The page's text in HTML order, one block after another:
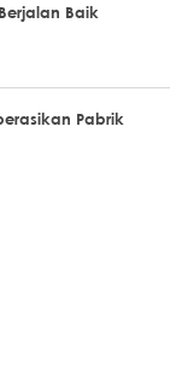
Baik
Pabrik